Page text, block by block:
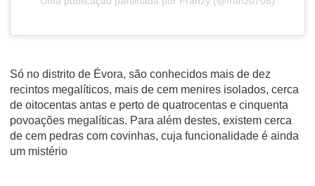
Só no distrito de Évora, são conhecidos mais de dez
recintos megalíticos, mais de cem menires isolados, cerca
de oitocentas antas e perto de quatrocentas e cinquenta
povoações megalíticas. Para além destes, existem cerca
de cem pedras com covinhas, cuja funcionalidade é ainda
um mistério